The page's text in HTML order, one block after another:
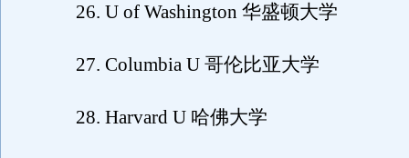
26. U of Washington 华盛顿大学
27. Columbia U 哥伦比亚大学
28. Harvard U 哈佛大学